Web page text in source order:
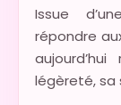
Issue
répondre
légèreté, sa